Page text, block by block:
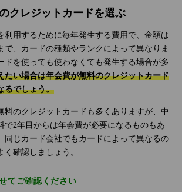
クレジットカードを選ぶ
利用するために毎年発生する費用で、金額は
で、カードの種類やランクによって異なりま
ドを使っても使わなくても発生する場合が多
たい場合は年会費が無料のクレジットカード
るでしょう。
料のクレジットカードも多くありますが、中
で2年目からは年会費が必要になるものもあ
同じカード会社でもカードによって異なるの
確認しましょう。
てご確認ください